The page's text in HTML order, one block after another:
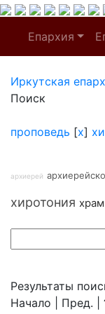
Епархия
Иркутская
Поиск
проповедь [x]
архиерей
хиротония храм
Результаты
Начало | Пред. |